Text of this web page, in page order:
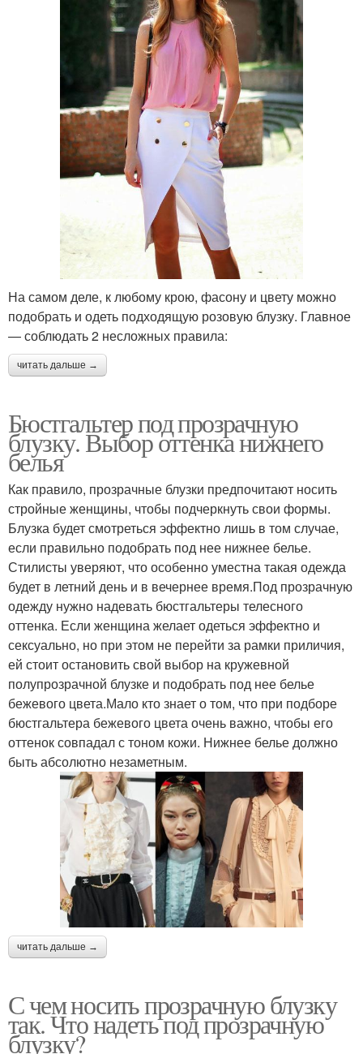
На самом деле, к любому крою, фасону и цвету можно
подобрать и одеть подходящую розовую блузку. Главное
— соблюдать 2 несложных правила:
читать дальше →
Бюстгальтер под прозрачную
блузку. Выбор оттенка нижнего
белья
Как правило, прозрачные блузки предпочитают носить
стройные женщины, чтобы подчеркнуть свои формы.
Блузка будет смотреться эффектно лишь в том случае,
если правильно подобрать под нее нижнее белье.
Стилисты уверяют, что особенно уместна такая одежда
будет в летний день и в вечернее время.Под прозрачную
одежду нужно надевать бюстгальтеры телесного
оттенка. Если женщина желает одеться эффектно и
сексуально, но при этом не перейти за рамки приличия,
ей стоит остановить свой выбор на кружевной
полупрозрачной блузке и подобрать под нее белье
бежевого цвета.Мало кто знает о том, что при подборе
бюстгальтера бежевого цвета очень важно, чтобы его
оттенок совпадал с тоном кожи. Нижнее белье должно
быть абсолютно незаметным.
читать дальше →
С чем носить прозрачную блузку
так. Что надеть под прозрачную
блузку?